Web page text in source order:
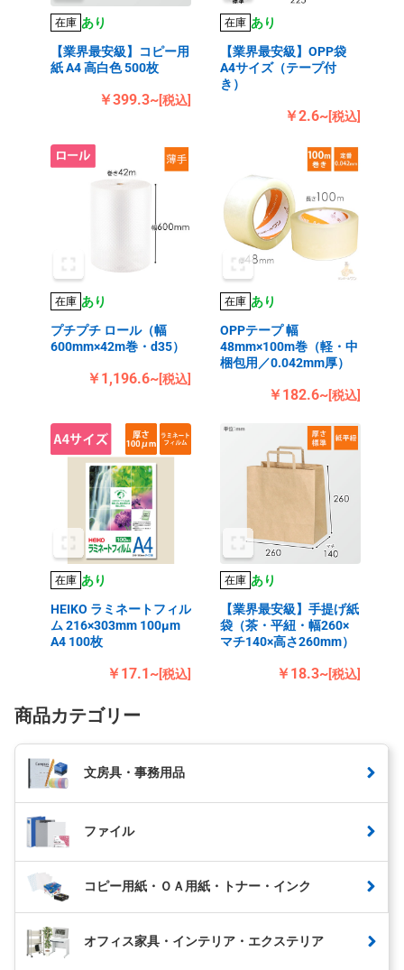
在庫 あり
【業界最安級】コピー用
紙 A4 高白色 500枚
￥399.3~[税込]
在庫 あり
【業界最安級】OPP袋
A4サイズ（テープ付
き）
￥2.6~[税込]
在庫 あり
プチプチ ロール（幅
600mm×42m巻・d35）
￥1,196.6~[税込]
在庫 あり
OPPテープ 幅
48mm×100m巻（軽・中
梱包用／0.042mm厚）
￥182.6~[税込]
在庫 あり
HEIKO ラミネートフィル
ム 216×303mm 100μm
A4 100枚
￥17.1~[税込]
在庫 あり
【業界最安級】手提げ紙
袋（茶・平紐・幅260×
マチ140×高さ260mm）
￥18.3~[税込]
商品カテゴリー
文房具・事務用品
ファイル
コピー用紙・ＯＡ用紙・トナー・インク
オフィス家具・インテリア・エクステリア